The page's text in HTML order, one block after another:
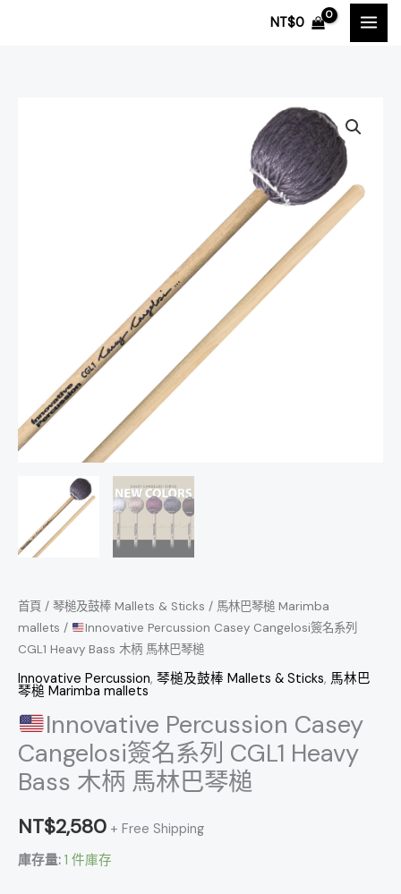
NT$0
首頁 / 琴槌及鼓棒 Mallets & Sticks / 馬林巴琴槌 Marimba
mallets /
Innovative Percussion Casey Cangelosi簽名系列
CGL1 Heavy Bass 木柄 馬林巴琴槌
Innovative Percussion, 琴槌及鼓棒 Mallets & Sticks, 馬林巴
琴槌 Marimba mallets
Innovative Percussion Casey
Cangelosi簽名系列 CGL1 Heavy
Bass 木柄 馬林巴琴槌
NT$2,580 + Free Shipping
庫存量: 1 件庫存
柄
馬
槌